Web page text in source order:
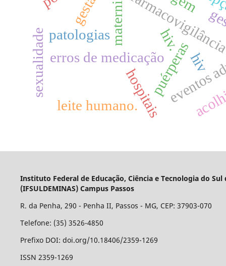
puérperas
erros de medicação
hospitaiseventos
hiv
hiv.
sexualidade
leite humano.
patologias
Instituto Federal de Educação, Ciência e Tecnologia do Sul
(IFSULDEMINAS) Campus Passos
R. da Penha, 290 - Penha II, Passos - MG, CEP: 37903-070
Telefone: (35) 3526-4850
Prefixo DOI: doi.org/10.18406/2359-1269
ISSN 2359-1269